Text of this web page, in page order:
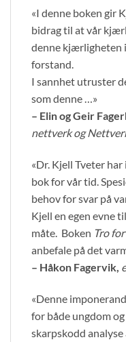
«I denne boken gir
bidrag til at vår
denne kjærligheten
forstand.
I sannhet utruster
som denne …»
– Elin og Geir
nettverk og
«Dr. Kjell Tveter
bok for vår tid.
behov for svar på
Kjell en egen evne
måte. Boken Tro
anbefale på det
– Håkon Fagervik,
«Denne
for både ungdom
skarpskodd